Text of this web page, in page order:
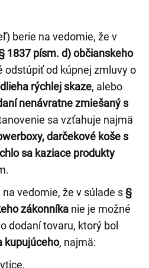
berie na vedomie, že v
1837 písm. d) občianskeho
odstúpiť od kúpnej zmluvy o
rýchlej skaze, alebo
nenávratne zmiešaný s
sa vzťahuje najmä
darčekové koše s
sa kaziace produkty
vedomie, že v súlade s§
zákonníka nie je možné
dodaní tovaru, ktorý bol
kupujúceho, najmä: